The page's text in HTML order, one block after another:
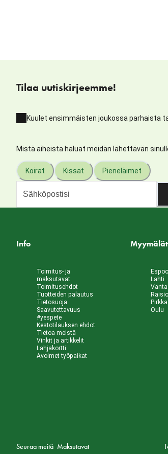
Tilaa uutiskirjeemme!
Kuulet ensimmäisten joukossa parhaista
Mistä aiheista haluat meidän lähettävän
Koirat Kissat Pieneläimet
Info
Toimitus- ja
maksutavat
Toimitusehdot
Tuotteiden palautus
Tietosuoja
Saavutettavuus
#yespete
Kestotilauksen ehdot
Tietoa meistä
Vinkit ja artikkelit
Lahjakortti
Avoimet työpaikat
Myymälät
Espoo
Lahti
Raisio
Oulu
Seuraa meitä Maksutavat